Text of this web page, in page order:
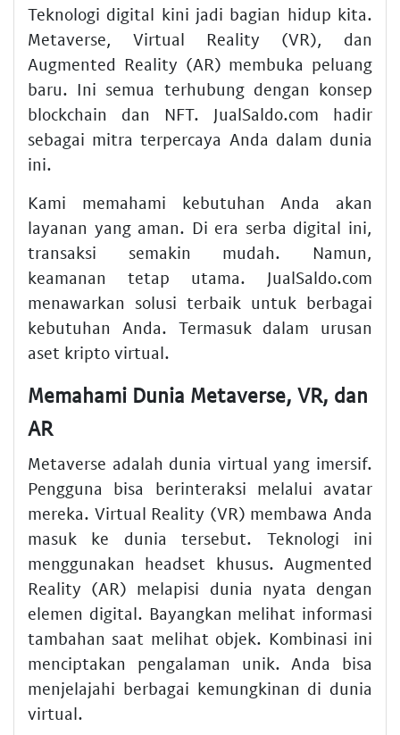
Teknologi digital kini jadi bagian hidup kita.
Metaverse, Virtual Reality (VR), dan
Augmented Reality (AR) membuka peluang
baru. Ini semua terhubung dengan konsep
blockchain dan NFT. JualSaldo.com hadir
sebagai mitra terpercaya Anda dalam dunia
ini.
Kami memahami kebutuhan Anda akan
layanan yang aman. Di era serba digital ini,
transaksi semakin mudah. Namun,
keamanan tetap utama. JualSaldo.com
menawarkan solusi terbaik untuk berbagai
kebutuhan Anda. Termasuk dalam urusan
aset kripto virtual.
Memahami Dunia Metaverse, VR, dan
AR
Metaverse adalah dunia virtual yang imersif.
Pengguna bisa berinteraksi melalui avatar
mereka. Virtual Reality (VR) membawa Anda
masuk ke dunia tersebut. Teknologi ini
menggunakan headset khusus. Augmented
Reality (AR) melapisi dunia nyata dengan
elemen digital. Bayangkan melihat informasi
tambahan saat melihat objek. Kombinasi ini
menciptakan pengalaman unik. Anda bisa
menjelajahi berbagai kemungkinan di dunia
virtual.